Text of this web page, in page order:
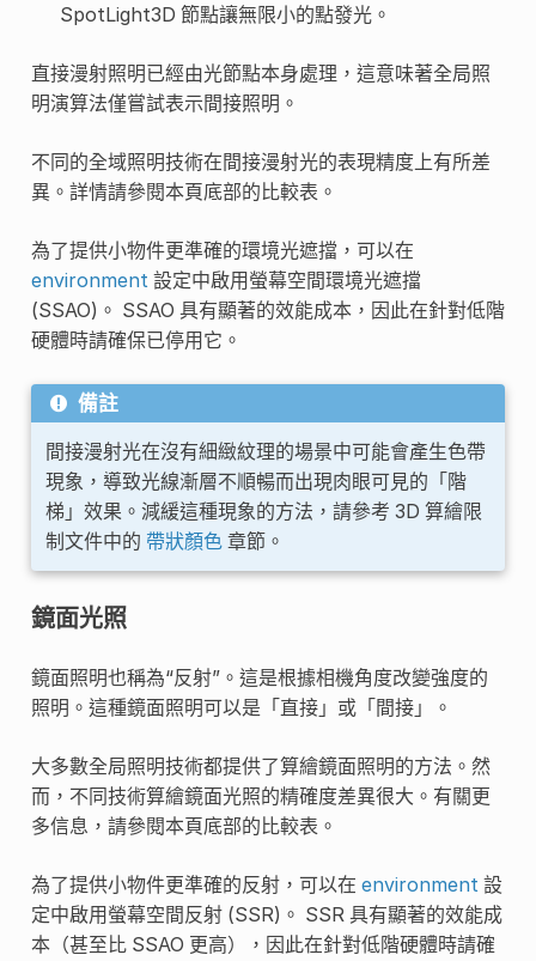
SpotLight3D 節點讓無限小的點發光。
直接漫射照明已經由光節點本身處理，這意味著全局照
明演算法僅嘗試表示間接照明。
不同的全域照明技術在間接漫射光的表現精度上有所差
異。詳情請參閱本頁底部的比較表。
為了提供小物件更準確的環境光遮擋，可以在
environment 設定中啟用螢幕空間環境光遮擋
(SSAO)。 SSAO 具有顯著的效能成本，因此在針對低階
硬體時請確保已停用它。
備註
間接漫射光在沒有細緻紋理的場景中可能會產生色帶
現象，導致光線漸層不順暢而出現肉眼可見的「階
梯」效果。減緩這種現象的方法，請參考 3D 算繪限
制文件中的 帶狀顏色章節。
鏡面光照
鏡面照明也稱為“反射”。這是根據相機角度改變強度的
照明。這種鏡面照明可以是「直接」或「間接」。
大多數全局照明技術都提供了算繪鏡面照明的方法。然
而，不同技術算繪鏡面光照的精確度差異很大。有關更
多信息，請參閱本頁底部的比較表。
為了提供小物件更準確的反射，可以在 environment 設
定中啟用螢幕空間反射 (SSR)。 SSR 具有顯著的效能成
本（甚至比 SSAO 更高），因此在針對低階硬體時請確